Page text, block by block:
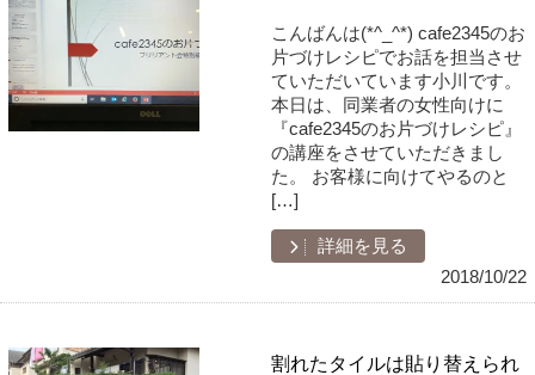
こんばんは(*^_^*) cafe2345のお
片づけレシピでお話を担当させ
ていただいています小川です。
本日は、同業者の女性向けに
『cafe2345のお片づけレシピ』
の講座をさせていただきまし
た。 お客様に向けてやるのと
[…]
詳細を見る
2018/10/22
割れたタイルは貼り替えられ